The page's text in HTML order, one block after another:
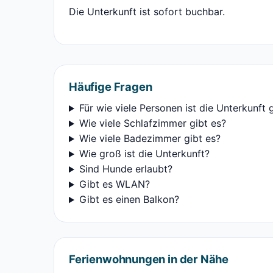
Die Unterkunft ist sofort buchbar.
Häufige Fragen
Für wie viele Personen ist die Unterkunft
Wie viele Schlafzimmer gibt es?
Wie viele Badezimmer gibt es?
Wie groß ist die Unterkunft?
Sind Hunde erlaubt?
Gibt es WLAN?
Gibt es einen Balkon?
Ferienwohnungen in der Nähe